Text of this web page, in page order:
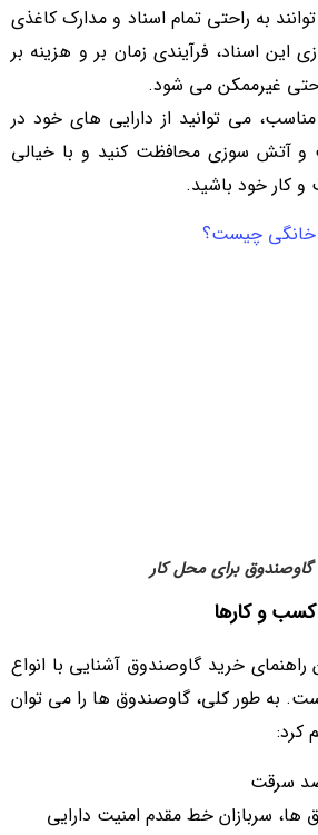
به راحتی تمام اسناد و مدارک کاغذی
این اسناد، فرآیندی زمان بر و هزینه بر
غیرممکن می شود.
می توانید از دارایی های خود در
و آتش سوزی محافظت کنید و با خیالی
کار خود باشید.
خانگی چیست؟
گاوصندوق برای محل کار
کسب و کارها
خرید گاوصندوق آشنایی با انواع
به طور کلی، گاوصندوق ها را می توان
کرد:
سرقت
ها، سربازان خط مقدم امنیت دارایی